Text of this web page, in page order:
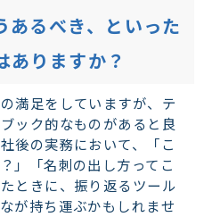
るべき、といった
ありますか？
満足をしていますが、テ
ック的なものがあると良
後の実務において、「こ
」「名刺の出し方ってこ
ときに、振り返るツール
が持ち運ぶかもしれませ